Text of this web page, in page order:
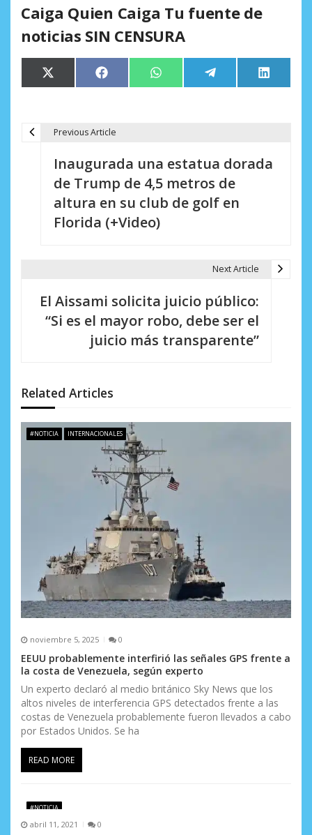
Caiga Quien Caiga Tu fuente de
noticias SIN CENSURA
Compartir
en
X
(Twitter)
Compartir
en
Facebook Compartir
en
WhatsApp Compartir
en
Telegram
en
LinkedIn
d
e
e
a
s
Previous Article
Inaugurada una estatua dorada
de Trump de 4,5 metros de
altura en su club de golf en
Florida (+Video)
Next Article
El Aissami solicita juicio público:
“Si es el mayor robo, debe ser el
juicio más transparente”
Related Articles
#NOTICIA INTERNACIONALES
noviembre 5, 2025 0
EEUU probablemente interfirió las señales GPS frente a
la costa de Venezuela, según experto
Un experto declaró al medio británico Sky News que los
altos niveles de interferencia GPS detectados frente a las
costas de Venezuela probablemente fueron llevados a cabo
por Estados Unidos. Se ha
READ MORE
#NOTICIA
abril 11, 2021 0